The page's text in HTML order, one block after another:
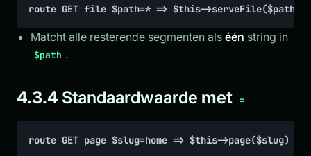
route GET file $path=* => $this->serveFile($path)
Matcht alle resterende segmenten als één string in
$path .
4.3.4 Standaardwaarde met =
route GET page $slug=home => $this->page($slug)